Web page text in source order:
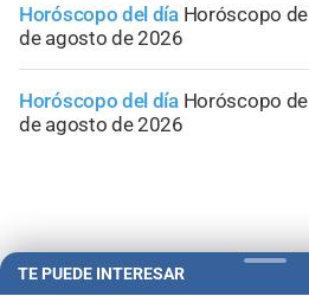
Horóscopo del día Horóscopo
de agosto de 2026
Horóscopo del día Horóscopo
de agosto de 2026
TE PUEDE INTERESAR